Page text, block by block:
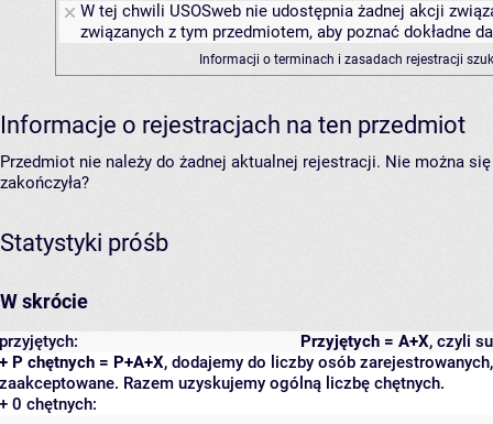
W tej chwili USOSweb nie udostępnia żadnej akcji
związanych z tym przedmiotem, aby poznać dokładne
Informacji o terminach i zasadach rejestracji
Informacje o rejestracjach na ten przedmiot
Przedmiot nie należy do żadnej aktualnej rejestracji. Nie można
zakończyła?
Statystyki próśb
W skrócie
Przyjętych = A+X, czyli
przyjętych:
+ P chętnych = P+A+X, dodajemy do liczby osób
zaakceptowane. Razem uzyskujemy ogólną liczbę chętnych.
+ 0 chętnych: